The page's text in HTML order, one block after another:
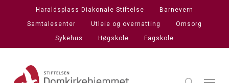
content
Haraldsplass Diakonale Stiftelse
Barnevern
Samtalesenter
Utleie og overnatting
Omsorg
Sykehus
Høgskole Fagskole
Menu